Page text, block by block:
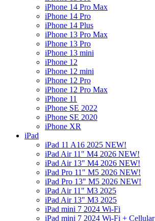
iPhone 14 Pro Max
iPhone 14 Pro
iPhone 14 Plus
iPhone 13 Pro Max
iPhone 13 Pro
iPhone 13 mini
iPhone 12
iPhone 12 mini
iPhone 12 Pro
iPhone 12 Pro Max
iPhone 11
iPhone SE 2022
iPhone SE 2020
iPhone XR
iPad
iPad 11 A16 2025 NEW!
iPad Air 11" M4 2026 NEW!
iPad Air 13" M4 2026 NEW!
iPad Pro 11" M5 2026 NEW!
iPad Pro 13" M5 2026 NEW!
iPad Air 11" M3 2025
iPad Air 13" M3 2025
iPad mini 7 2024 Wi-Fi
iPad mini 7 2024 Wi-Fi + Cellular